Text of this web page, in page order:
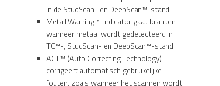
in de StudScan- en DeepScan™-stand
MetalliWarning™-indicator gaat branden
wanneer metaal wordt gedetecteerd in
TC™-, StudScan- en DeepScan™-stand
ACT™ (Auto Correcting Technology)
corrigeert automatisch gebruikelijke
fouten, zoals wanneer het scannen wordt